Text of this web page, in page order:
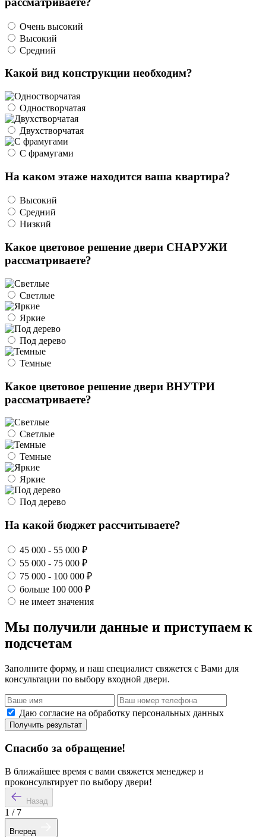
Очень высокий
Высокий
Средний
Какой вид конструкции необходим?
Одностворчатая
Двухстворчатая
С фрамугами
На каком этаже находится ваша квартира?
Высокий
Средний
Низкий
Какое цветовое решение двери СНАРУЖИ
рассматриваете?
Светлые
Яркие
Под дерево
Темные
Какое цветовое решение двери ВНУТРИ
рассматриваете?
Светлые
Темные
Яркие
Под дерево
На какой бюджет рассчитываете?
45 000 - 55 000 ₽
55 000 - 75 000 ₽
75 000 - 100 000 ₽
больше 100 000 ₽
не имеет значения
Мы получили данные и приступаем к
подсчетам
Заполните форму, и наш специалист свяжется с Вами для
консультации по выбору входной двери.
Даю согласие на обработку персональных данных
Получить результат
Спасибо за обращение!
В ближайшее время с вами свяжется менеджер и
проконсультирует по выбору двери!
Назад
1 / 7
Вперед